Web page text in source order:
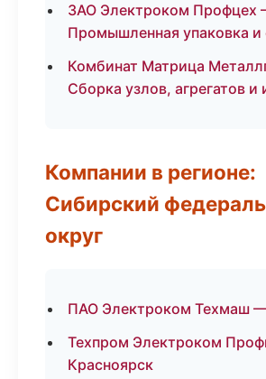
ЗАО Электроком Профцех
Промышленная упаковка и
Комбинат Матрица
Сборка узлов, агрегатов и
Компании в регионе:
Сибирский
округ
ПАО Электроком Техмаш
Техпром Электроком
Красноярск